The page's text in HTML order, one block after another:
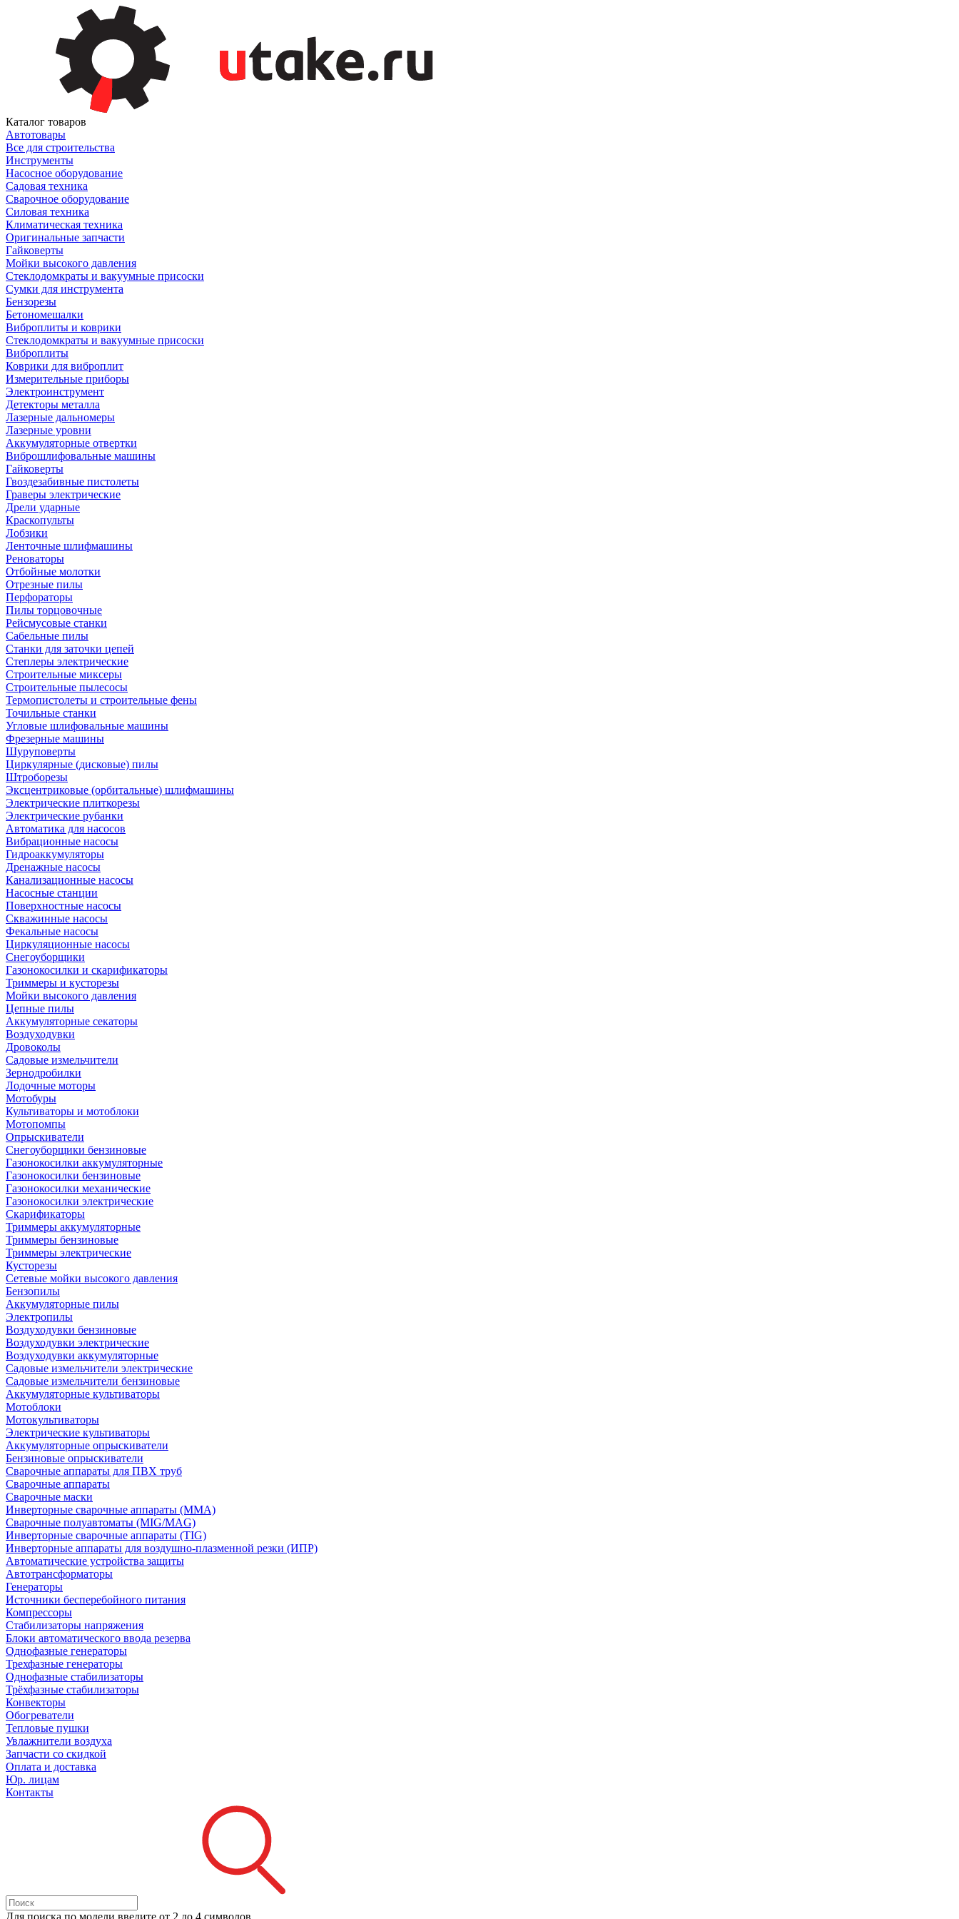
Каталог товаров
Автотовары
Все для строительства
Инструменты
Насосное оборудование
Садовая техника
Сварочное оборудование
Силовая техника
Климатическая техника
Оригинальные запчасти
Гайковерты
Мойки высокого давления
Стеклодомкраты и вакуумные присоски
Сумки для инструмента
Бензорезы
Бетономешалки
Виброплиты и коврики
Стеклодомкраты и вакуумные присоски
Виброплиты
Коврики для виброплит
Измерительные приборы
Электроинструмент
Детекторы металла
Лазерные дальномеры
Лазерные уровни
Аккумуляторные отвертки
Виброшлифовальные машины
Гайковерты
Гвоздезабивные пистолеты
Граверы электрические
Дрели ударные
Краскопульты
Лобзики
Ленточные шлифмашины
Реноваторы
Отбойные молотки
Отрезные пилы
Перфораторы
Пилы торцовочные
Рейсмусовые станки
Сабельные пилы
Станки для заточки цепей
Степлеры электрические
Строительные миксеры
Строительные пылесосы
Термопистолеты и строительные фены
Точильные станки
Угловые шлифовальные машины
Фрезерные машины
Шуруповерты
Циркулярные (дисковые) пилы
Штроборезы
Эксцентриковые (орбитальные) шлифмашины
Электрические плиткорезы
Электрические рубанки
Автоматика для насосов
Вибрационные насосы
Гидроаккумуляторы
Дренажные насосы
Канализационные насосы
Насосные станции
Поверхностные насосы
Скважинные насосы
Фекальные насосы
Циркуляционные насосы
Снегоуборщики
Газонокосилки и скарификаторы
Триммеры и кусторезы
Мойки высокого давления
Цепные пилы
Аккумуляторные секаторы
Воздуходувки
Дровоколы
Садовые измельчители
Зернодробилки
Лодочные моторы
Мотобуры
Культиваторы и мотоблоки
Мотопомпы
Опрыскиватели
Снегоуборщики бензиновые
Газонокосилки аккумуляторные
Газонокосилки бензиновые
Газонокосилки механические
Газонокосилки электрические
Скарификаторы
Триммеры аккумуляторные
Триммеры бензиновые
Триммеры электрические
Кусторезы
Сетевые мойки высокого давления
Бензопилы
Аккумуляторные пилы
Электропилы
Воздуходувки бензиновые
Воздуходувки электрические
Воздуходувки аккумуляторные
Садовые измельчители электрические
Садовые измельчители бензиновые
Аккумуляторные культиваторы
Мотоблоки
Мотокультиваторы
Электрические культиваторы
Аккумуляторные опрыскиватели
Бензиновые опрыскиватели
Сварочные аппараты для ПВХ труб
Сварочные аппараты
Сварочные маски
Инверторные сварочные аппараты (ММА)
Сварочные полуавтоматы (MIG/MAG)
Инверторные сварочные аппараты (TIG)
Инверторные аппараты для воздушно-плазменной резки (ИПР)
Автоматические устройства защиты
Автотрансформаторы
Генераторы
Источники бесперебойного питания
Компрессоры
Стабилизаторы напряжения
Блоки автоматического ввода резерва
Однофазные генераторы
Трехфазные генераторы
Однофазные стабилизаторы
Трёхфазные стабилизаторы
Конвекторы
Обогреватели
Тепловые пушки
Увлажнители воздуха
Запчасти со скидкой
Оплата и доставка
Юр. лицам
Контакты
Для поиска по модели введите от 2 до 4 символов.